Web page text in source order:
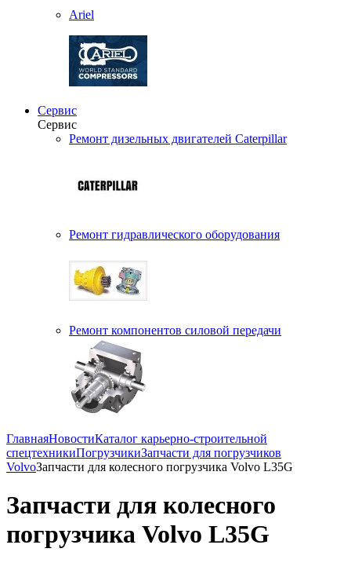
Ariel
Сервис
Сервис
Ремонт дизельных двигателей Caterpillar
Ремонт гидравлического оборудования
Ремонт компонентов силовой передачи
ГлавнаяНовостиКаталог карьерно-строительной
спецтехникиПогрузчикиЗапчасти для погрузчиков
VolvoЗапчасти для колесного погрузчика Volvo L35G
Запчасти для колесного
погрузчика Volvo L35G